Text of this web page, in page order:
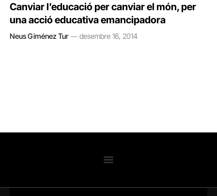
Canviar l’educació per canviar el món, per
una acció educativa emancipadora
Neus Giménez Tur desembre 16, 2014